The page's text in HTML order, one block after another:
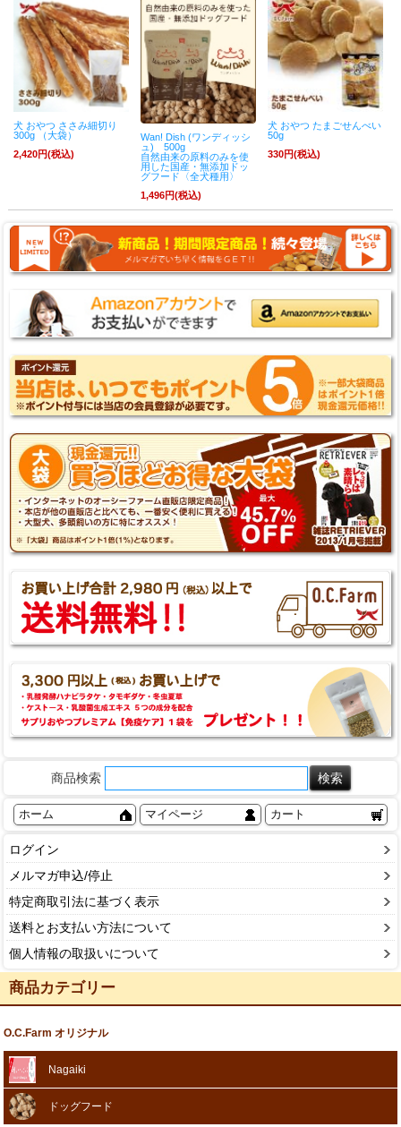
犬 おやつ ささみ細切り
300g （大袋）
2,420円(税込)
Wan! Dish (ワンディッシ
ュ) 500g
自然由来の原料のみを使
用した国産・無添加ドッ
グフード〈全犬種用〉
1,496円(税込)
犬 おやつ たまごせんべい
50g
330円(税込)
商品検索
ホーム マイページ カート
ログイン
メルマガ申込/停止
特定商取引法に基づく表示
送料とお支払い方法について
個人情報の取扱いについて
商品カテゴリー
O.C.Farm オリジナル
Nagaiki
ドッグフード